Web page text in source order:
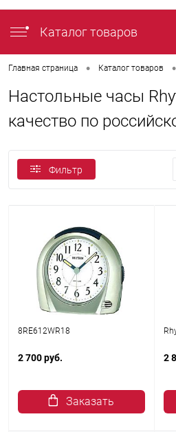
Каталог товаров
Главная страница • Каталог товаров •
Настольные часы
качество по
Фильтр
8RE612WR18
2 700 руб.
Заказать
2